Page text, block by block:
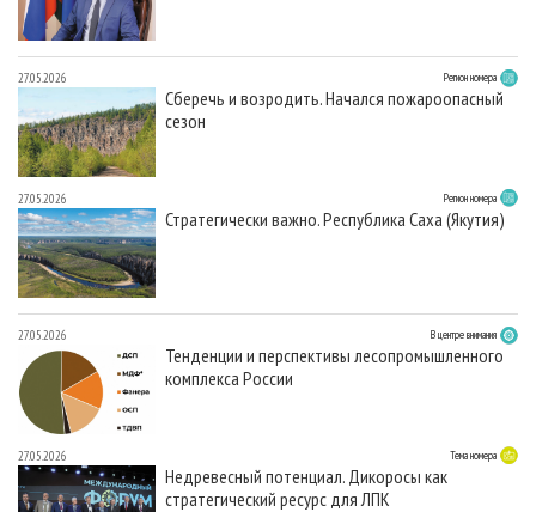
27.05.2026 Регион номера
Сберечь и возродить. Начался пожароопасный
сезон
27.05.2026 Регион номера
Стратегически важно. Республика Саха (Якутия)
27.05.2026 В центре внимания
Тенденции и перспективы лесопромышленного
комплекса России
27.05.2026 Тема номера
Недревесный потенциал. Дикоросы как
стратегический ресурс для ЛПК